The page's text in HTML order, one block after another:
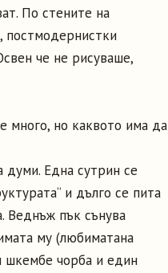
По стените на
постмодернистки
че не рисуваше,
много, но каквото има да
думи. Една сутрин се
и дълго се пита
Веднъж пък сънува
му (любиматана
шкембе чорба и един